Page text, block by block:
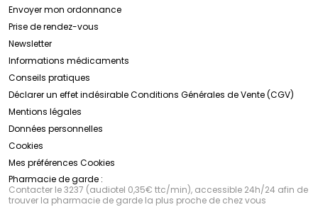
Envoyer mon ordonnance
Prise de rendez-vous
Newsletter
Informations médicaments
Conseils pratiques
Déclarer un effet indésirableConditions Générales de Vente (CGV)
Mentions légales
Données personnelles
Cookies
Mes préférences Cookies
Pharmacie de garde :
Contacter le 3237 (audiotel 0,35€ ttc/min), accessible 24h/24 afin de
trouver la pharmacie de garde la plus proche de chez vous